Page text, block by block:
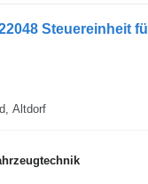
Steuereinheit
Altdorf